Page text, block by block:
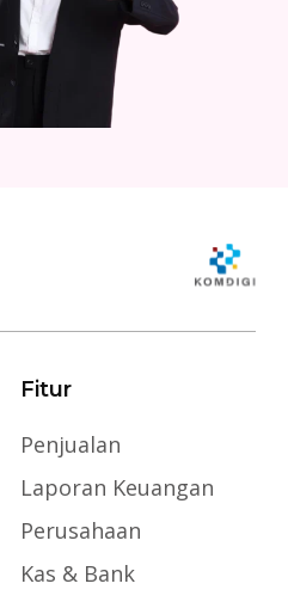
Fitur
Penjualan
Laporan Keuangan
Perusahaan
Kas & Bank